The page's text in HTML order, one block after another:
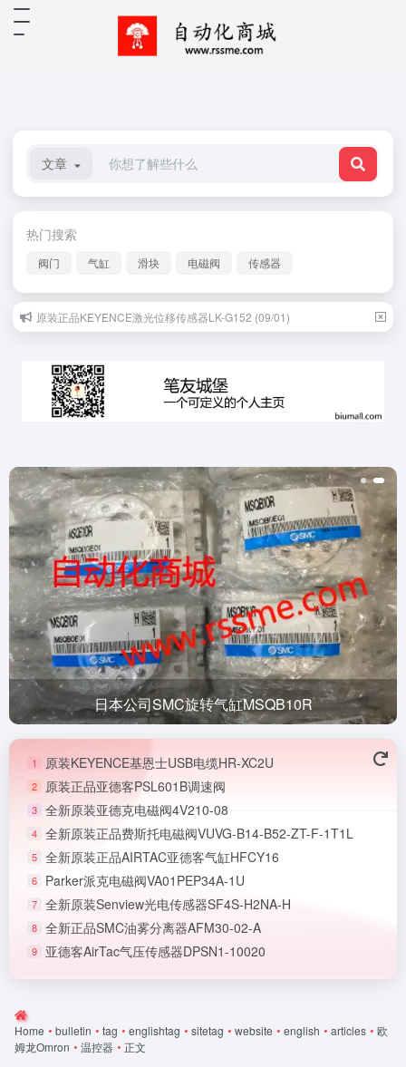
文章
热门搜索
阀门 气缸 滑块 电磁阀 传感器
原装正品KEYENCE激光位移传感器LK-G152 (09/01)
日本公司SMC旋转气缸MSQB10R
1 原装KEYENCE基恩士USB电缆HR-XC2U
2 原装正品亚德客PSL601B调速阀
3 全新原装亚德克电磁阀4V210-08
4 全新原装正品费斯托电磁阀VUVG-B14-B52-ZT-F-1T1L
5 全新原装正品AIRTAC亚德客气缸HFCY16
6 Parker派克电磁阀VA01PEP34A-1U
7 全新原装Senview光电传感器SF4S-H2NA-H
8 全新正品SMC油雾分离器AFM30-02-A
9 亚德客AirTac气压传感器DPSN1-10020
Home • bulletin • tag • englishtag • sitetag • website • english • articles • 欧
姆龙Omron • 温控器 • 正文